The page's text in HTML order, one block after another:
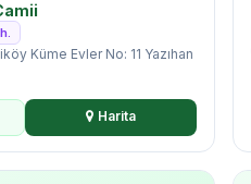
Küme Evler No: 11 Yazıhan
Harita